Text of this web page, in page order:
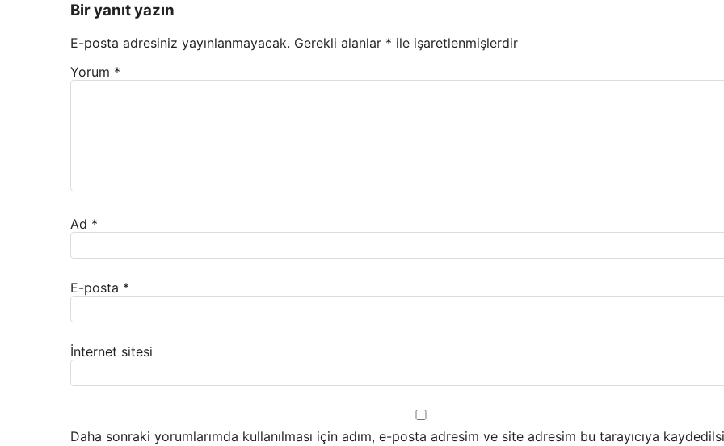
Bir yanıt yazın
E-posta adresiniz yayınlanmayacak. Gerekli alanlar * ile işaretlenmişlerdir
Yorum *
Ad *
E-posta *
İnternet sitesi
Daha sonraki yorumlarımda kullanılması için adım, e-posta adresim ve site adresim bu tarayıcıya